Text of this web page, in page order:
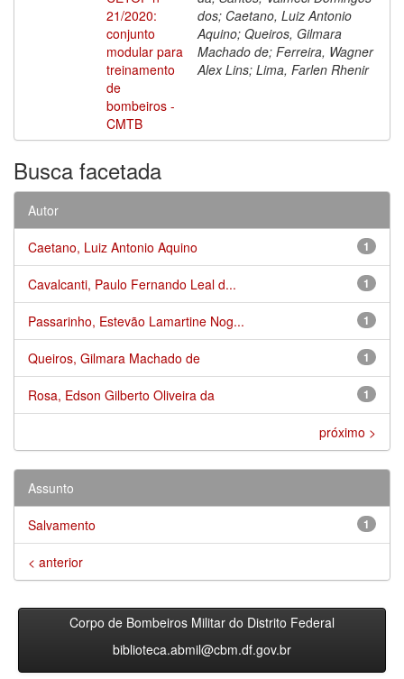
21/2020:
conjunto
modular para
treinamento
de
bombeiros -
CMTB
dos; Caetano, Luiz Antonio
Aquino; Queiros, Gilmara
Machado de; Ferreira, Wagner
Alex Lins; Lima, Farlen Rhenir
Busca facetada
Autor
1
Caetano, Luiz Antonio Aquino
1
Cavalcanti, Paulo Fernando Leal d...
1
Passarinho, Estevão Lamartine Nog...
1
Queiros, Gilmara Machado de
1
Rosa, Edson Gilberto Oliveira da
próximo >
Assunto
1
Salvamento
< anterior
Corpo de Bombeiros Militar do Distrito Federal
biblioteca.abmil@cbm.df.gov.br